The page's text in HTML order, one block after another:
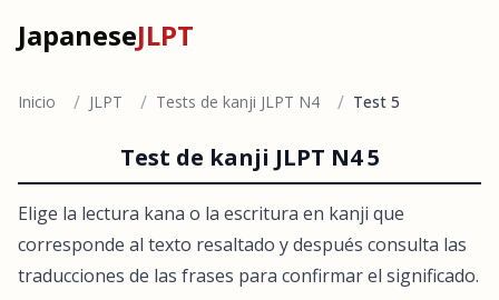
JapaneseJLPT
Inicio / JLPT / Tests de kanji JLPT N4 / Test 5
Test de kanji JLPT N4 5
Elige la lectura kana o la escritura en kanji que
corresponde al texto resaltado y después consulta las
traducciones de las frases para confirmar el significado.